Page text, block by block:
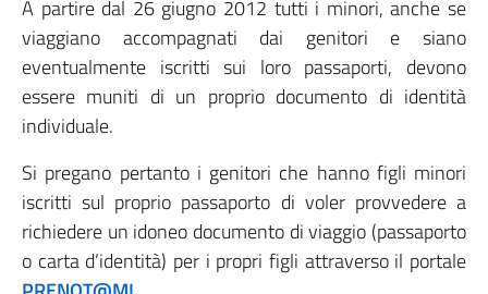
A partire dal 26 giugno 2012 tutti i minori, anche se
viaggiano accompagnati dai genitori e siano
eventualmente iscritti sui loro passaporti, devono
essere muniti di un proprio documento di identità
individuale.
Si pregano pertanto i genitori che hanno figli minori
iscritti sul proprio passaporto di voler provvedere a
richiedere un idoneo documento di viaggio (passaporto
o carta d’identità) per i propri figli attraverso il portale